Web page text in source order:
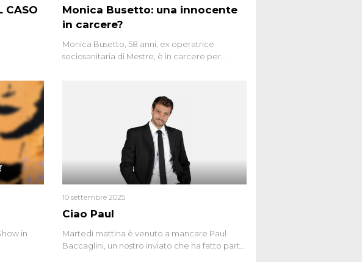
CASO
Monica Busetto: una innocente
in carcere?
Monica Busetto, 58 anni, ex operatrice
sociosanitaria di Mestre, è in carcere per
Monica si proclama innocente. Nel 2015
un’altra donna confessa lo stesso delitto, poi
ritratta. Due colpevoli per un solo omicidio:
errore giudiziario o giustizia cieca?
in
Ciao Paul
10 settembre 2025
Martedì mattina è venuto a mancare Paul
Baccaglini, un nostro inviato che ha fatto parte